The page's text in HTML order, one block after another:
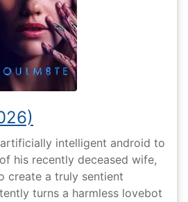
intelligent android to
his recently deceased wife,
create a truly sentient
turns a harmless lovebot